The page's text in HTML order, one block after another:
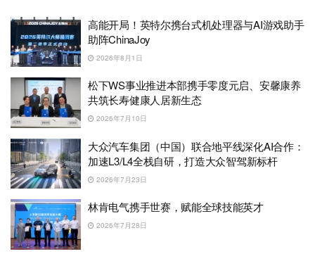
高能开局！英特尔携台式机处理器与AI游戏助手
助阵ChinaJoy
2026年8月1日
松下WS事业推进本部携手零度元启、安馨康养
共筑长寿健康人居新生态
2026年7月10日
大众汽车集团（中国）联合地平线深化AI合作：
加速L3/L4全栈自研，打造大众智驾新标杆
2026年7月23日
林肯电气携手世赛，赋能全球技能英才
2026年7月28日